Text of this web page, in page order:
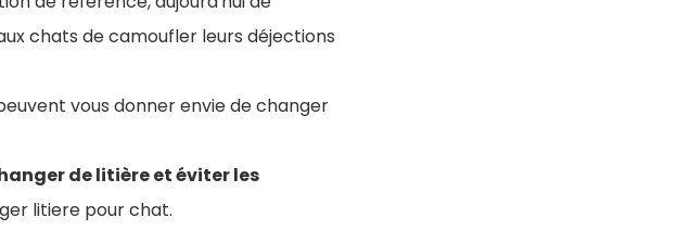
chats de camoufler leurs déjections
vous donner envie de changer
de litière et éviter les
litiere pour chat.